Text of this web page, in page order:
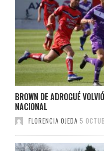
BROWN DE ADROGUÉ
NACIONAL
FLORENCIA OJEDA 5